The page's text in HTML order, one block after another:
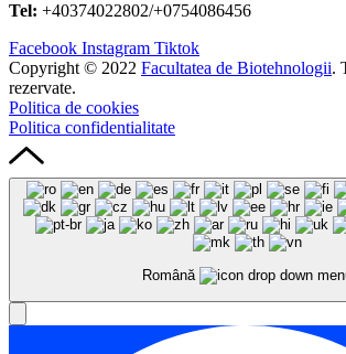
Tel: +40374022802/+0754086456
Facebook Instagram Tiktok
Copyright © 2022 Facultatea de Biotehnologii.
rezervate.
Politica de cookies
Politica confidentialitate
Română